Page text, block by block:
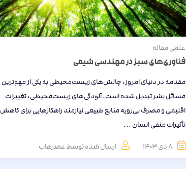
علمی مقاله
فناوری‌های سبز در مهندسی شیمی
مقدمه در دنیای امروز، چالش‌های زیست‌محیطی به یکی از مهم‌ترین
مسائل بشر تبدیل شده است. آلودگی‌های زیست‌محیطی، تغییرات
اقلیمی و مصرف بی‌رویه منابع طبیعی نیازمند راهکارهایی برای کاهش
تأثیرات منفی انسان ...
ارسال شده توسط عصرهاب